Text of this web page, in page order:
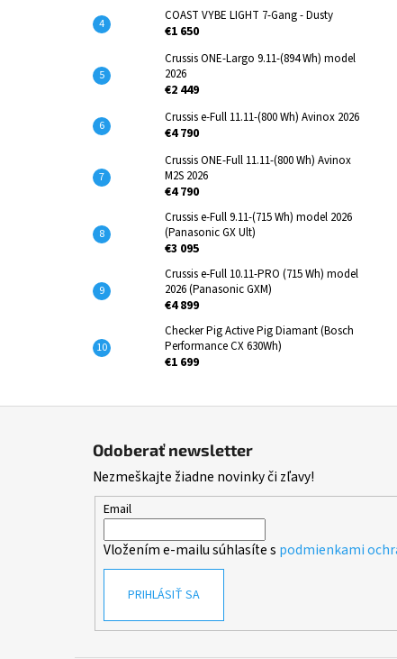
COAST VYBE LIGHT 7-Gang - Dusty
€1 650
Crussis ONE-Largo 9.11-(894 Wh) model
2026
€2 449
Crussis e-Full 11.11-(800 Wh) Avinox 2026
€4 790
Crussis ONE-Full 11.11-(800 Wh) Avinox
M2S 2026
€4 790
Crussis e-Full 9.11-(715 Wh) model 2026
(Panasonic GX Ult)
€3 095
Crussis e-Full 10.11-PRO (715 Wh) model
2026 (Panasonic GXM)
€4 899
Checker Pig Active Pig Diamant (Bosch
Performance CX 630Wh)
€1 699
Odoberať newsletter
Nezmeškajte žiadne novinky či zľavy!
Email
Vložením e-mailu súhlasíte s podmienkami
PRIHLÁSIŤ SA